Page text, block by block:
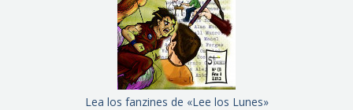
Lea los fanzines de «Lee los Lunes»